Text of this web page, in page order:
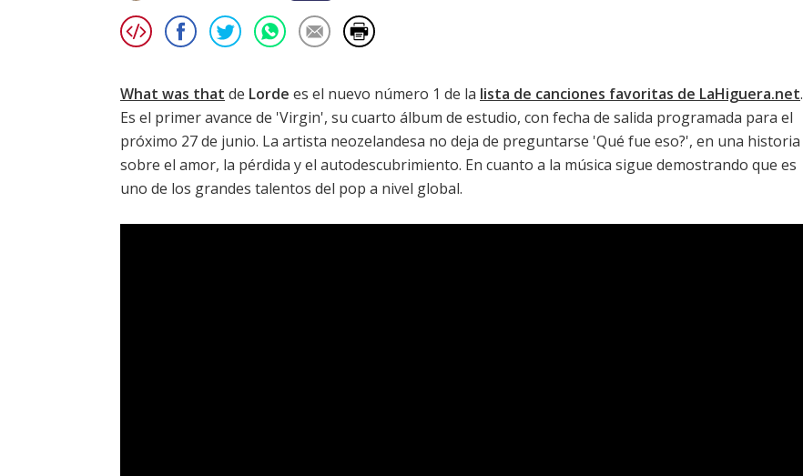
What was that de Lorde es el nuevo número 1 de la lista de canciones favoritas de LaHiguera.net.
Es el primer avance de 'Virgin', su cuarto álbum de estudio, con fecha de salida programada para el
próximo 27 de junio. La artista neozelandesa no deja de preguntarse 'Qué fue eso?', en una historia
sobre el amor, la pérdida y el autodescubrimiento. En cuanto a la música sigue demostrando que es
uno de los grandes talentos del pop a nivel global.